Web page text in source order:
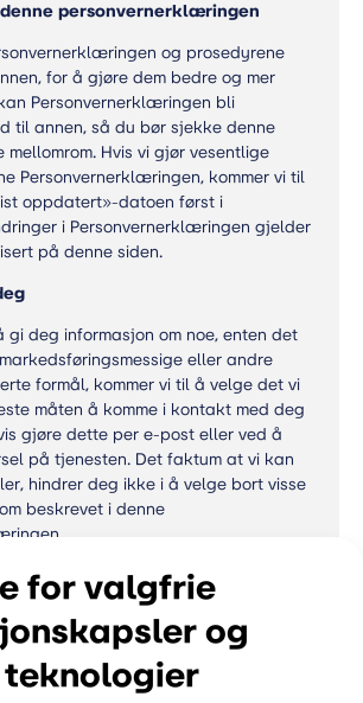
for valgfrie
og
denne personvernerklæringen
og prosedyrene
for å gjøre dem bedre og mer
Personvernerklæringen bli
til annen, så du bør sjekke denne
mellomrom. Hvis vi gjør vesentlige
Personvernerklæringen, kommer vi til
oppdatert»-datoen først i
i Personvernerklæringen gjelder
på denne siden.
gi deg informasjon om noe, enten det
eller andre
formål, kommer vi til å velge det vi
måten å komme i kontakt med deg
gjøre dette per e-post eller ved å
på tjenesten. Det faktum at vi kan
hindrer deg ikke i å velge bort visse
beskrevet i denne
om denne Personvernerklæringen,
oss på privacy.no@nio.io.
av databehandlingen per